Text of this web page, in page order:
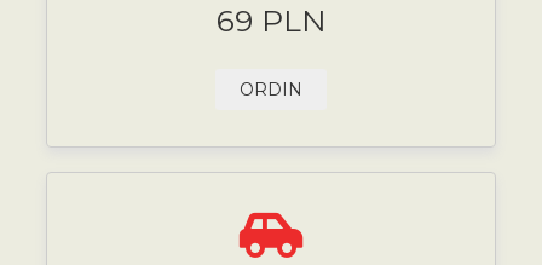
69 PLN
ORDIN